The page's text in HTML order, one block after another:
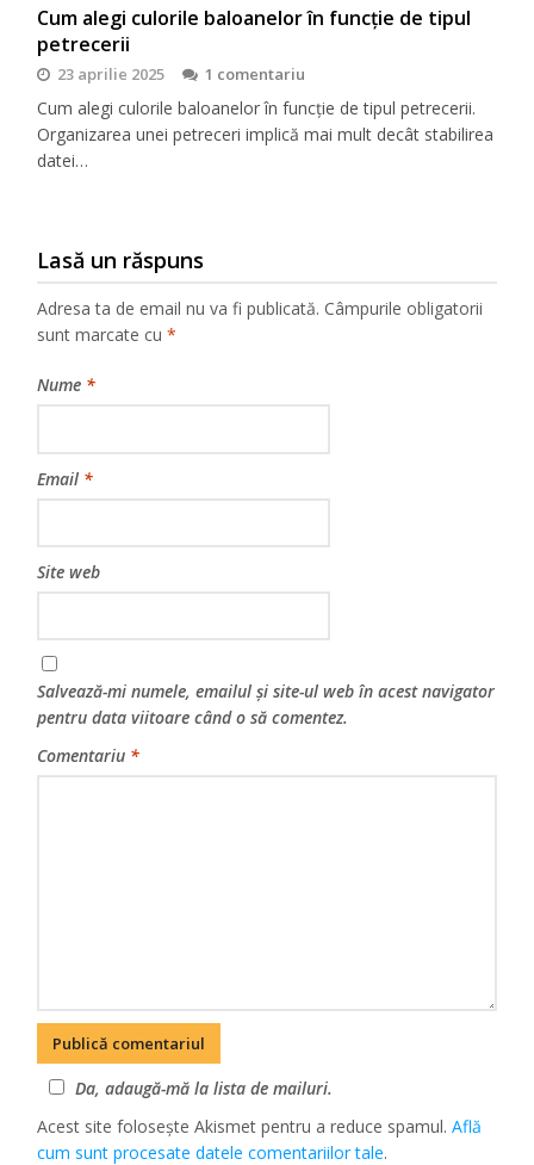
Cum alegi culorile baloanelor în funcție de tipul
petrecerii
23 aprilie 2025 1 comentariu
Cum alegi culorile baloanelor în funcție de tipul petrecerii.
Organizarea unei petreceri implică mai mult decât stabilirea
datei…
Lasă un răspuns
Adresa ta de email nu va fi publicată. Câmpurile obligatorii
sunt marcate cu*
Nume *
Email *
Site web
Salvează-mi numele, emailul și site-ul web în acest navigator
pentru data viitoare când o să comentez.
Comentariu *
Da, adaugă-mă la lista de mailuri.
Acest site folosește Akismet pentru a reduce spamul.Află
cum sunt procesate datele comentariilor tale.